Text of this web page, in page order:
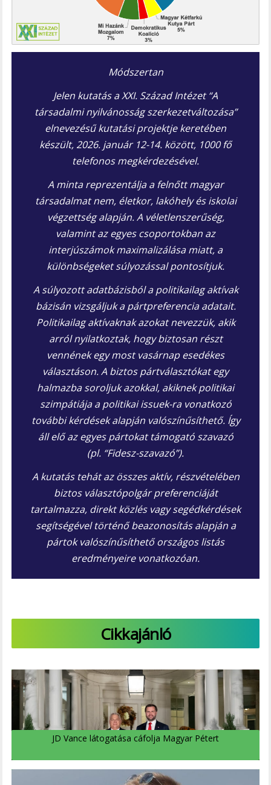
Módszertan
Jelen kutatás a XXI. Század Intézet “A
társadalmi nyilvánosság szerkezetváltozása”
elnevezésű kutatási projektje keretében
készült, 2026. január 12-14. között, 1000 fő
telefonos megkérdezésével.
A minta reprezentálja a felnőtt magyar
társadalmat nem, életkor, lakóhely és iskolai
végzettség alapján. A véletlenszerűség,
valamint az egyes csoportokban az
interjúszámok maximalizálása miatt, a
különbségeket súlyozással pontosítjuk.
A súlyozott adatbázisból a politikailag aktívak
bázisán vizsgáljuk a pártpreferencia adatait.
Politikailag aktívaknak azokat nevezzük, akik
arról nyilatkoztak, hogy biztosan részt
vennének egy most vasárnap esedékes
választáson. A biztos pártválasztókat egy
halmazba soroljuk azokkal, akiknek politikai
szimpátiája a politikai issuek-ra vonatkozó
további kérdések alapján valószínűsíthető. Így
áll elő az egyes pártokat támogató szavazó
(pl. “Fidesz-szavazó”).
A kutatás tehát az összes aktív, részvételében
biztos választópolgár preferenciáját
tartalmazza, direkt közlés vagy segédkérdések
segítségével történő beazonosítás alapján a
pártok valószínűsíthető országos listás
eredményeire vonatkozóan.
Cikkajánló
JD Vance látogatása cáfolja Magyar Pétert